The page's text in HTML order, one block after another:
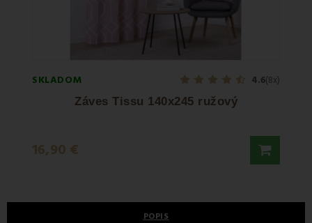
SKLADOM 4.6(8x)
Záves Tissu 140x245 ružový
16,90 €
POPIS